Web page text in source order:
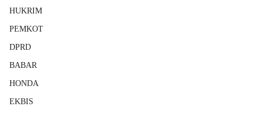
HUKRIM
PEMKOT
DPRD
BABAR
HONDA
EKBIS